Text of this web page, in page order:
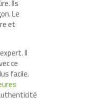
Ils
Le
et
Il
ce
facile.